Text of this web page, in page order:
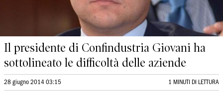
Il presidente di Confindustria Giovani ha
sottolineato le difficoltà delle aziende
28 giugno 2014 03:15 1 MINUTI DI LETTURA